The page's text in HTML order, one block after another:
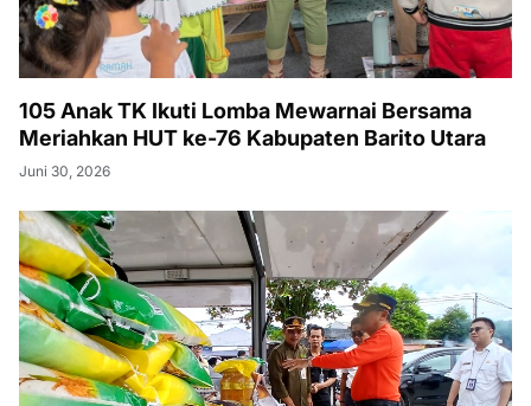
105 Anak TK Ikuti Lomba Mewarnai Bersama
Meriahkan HUT ke-76 Kabupaten Barito Utara
Juni 30, 2026